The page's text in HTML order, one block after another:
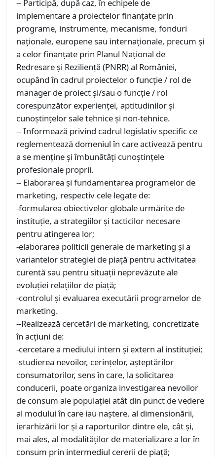
-- Participă, după caz, în echipele de
implementare a proiectelor finanțate prin
programe, instrumente, mecanisme, fonduri
naționale, europene sau internaționale, precum și
a celor finanțate prin Planul Național de
Redresare și Reziliență (PNRR) al României,
ocupând în cadrul proiectelor o funcție / rol de
manager de proiect și/sau o funcție / rol
corespunzător experienței, aptitudinilor și
cunoștințelor sale tehnice și non-tehnice.
-- Informează privind cadrul legislativ specific ce
reglementează domeniul în care activează pentru
a se menține și îmbunătăți cunoștințele
profesionale proprii.
-- Elaborarea și fundamentarea programelor de
marketing, respectiv cele legate de:
-formularea obiectivelor globale urmărite de
instituție, a strategiilor și tacticilor necesare
pentru atingerea lor;
-elaborarea politicii generale de marketing și a
variantelor strategiei de piață pentru activitatea
curentă sau pentru situații neprevăzute ale
evoluției relațiilor de piață;
-controlul și evaluarea executării programelor de
marketing.
--Realizează cercetări de marketing, concretizate
în acțiuni de:
-cercetare a mediului intern și extern al instituției;
-studierea nevoilor, cerințelor, așteptărilor
consumatorilor, sens în care, la solicitarea
conducerii, poate organiza investigarea nevoilor
de consum ale populației atât din punct de vedere
al modului în care iau naștere, al dimensionării,
ierarhizării lor și a raporturilor dintre ele, cât și,
mai ales, al modalităților de materializare a lor în
consum prin intermediul cererii de piață;